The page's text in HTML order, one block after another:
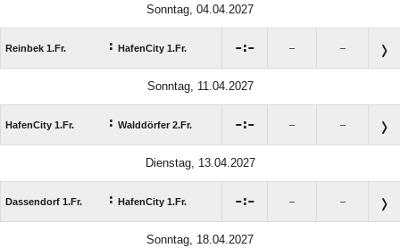
Sonntag, 04.04.2027
Reinbek 1.Fr. : HafenCity 1.Fr. : – –
Sonntag, 11.04.2027
HafenCity 1.Fr. : Walddörfer 2.Fr. : – –
Dienstag, 13.04.2027
Dassendorf 1.Fr. : HafenCity 1.Fr. : – –
Sonntag, 18.04.2027